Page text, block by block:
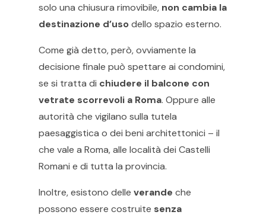
solo una chiusura rimovibile, non cambia la
destinazione d’uso dello spazio esterno.
Come già detto, però, ovviamente la
decisione finale può spettare ai condomini,
se si tratta di chiudere il balcone con
vetrate scorrevoli a Roma. Oppure alle
autorità che vigilano sulla tutela
paesaggistica o dei beni architettonici – il
che vale a Roma, alle località dei Castelli
Romani e di tutta la provincia.
Inoltre, esistono delle verande che
possono essere costruite senza